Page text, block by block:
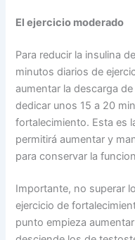
El ejercicio moderado
Para reducir la insulina
minutos diarios de
aumentar la descarga
dedicar unos 15 a 20
fortalecimiento. Esta es
permitirá aumentar y
para conservar la
Importante, no superar
ejercicio de
punto empieza